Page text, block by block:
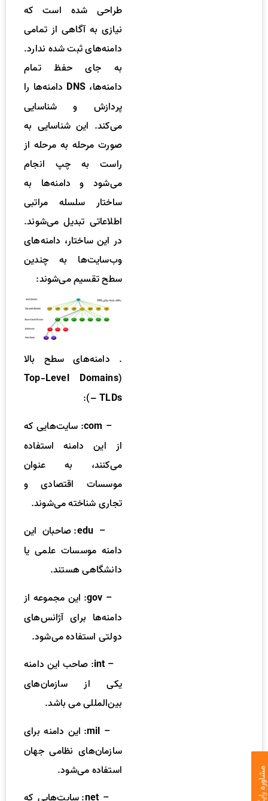
طراحی شده است که
نیازی به آگاهی از تمامی
دامنه‌های ثبت شده ندارد.
به جای حفظ تمام
دامنه‌ها، DNS دامنه‌ها را
پردازش و شناسایی
می‌کند. این شناسایی به
صورت مرحله به مرحله از
راست به چپ انجام
می‌شود و دامنه‌ها به
ساختار سلسله مراتبی
اطلاعاتی تبدیل می‌شوند.
در این ساختار، دامنه‌های
وب‌سایت‌ها به چندین
سطح تقسیم می‌شوند:
. دامنه‌های سطح بالا
(
Top-Level Domains
– TLDs
):
–
com: سایت‌هایی که
از این دامنه استفاده
می‌کنند، به عنوان
موسسات اقتصادی و
تجاری شناخته می‌شوند.
–
edu: صاحبان این
دامنه موسسات علمی یا
دانشگاهی هستند.
–
gov: این مجموعه از
دامنه‌ها برای آژانس‌های
دولتی استفاده می‌شود.
–
int: صاحب این دامنه
یکی از سازمان‌های
بین‌المللی می باشد.
–
mil: این دامنه برای
سازمان‌های نظامی جهان
استفاده می‌شود.